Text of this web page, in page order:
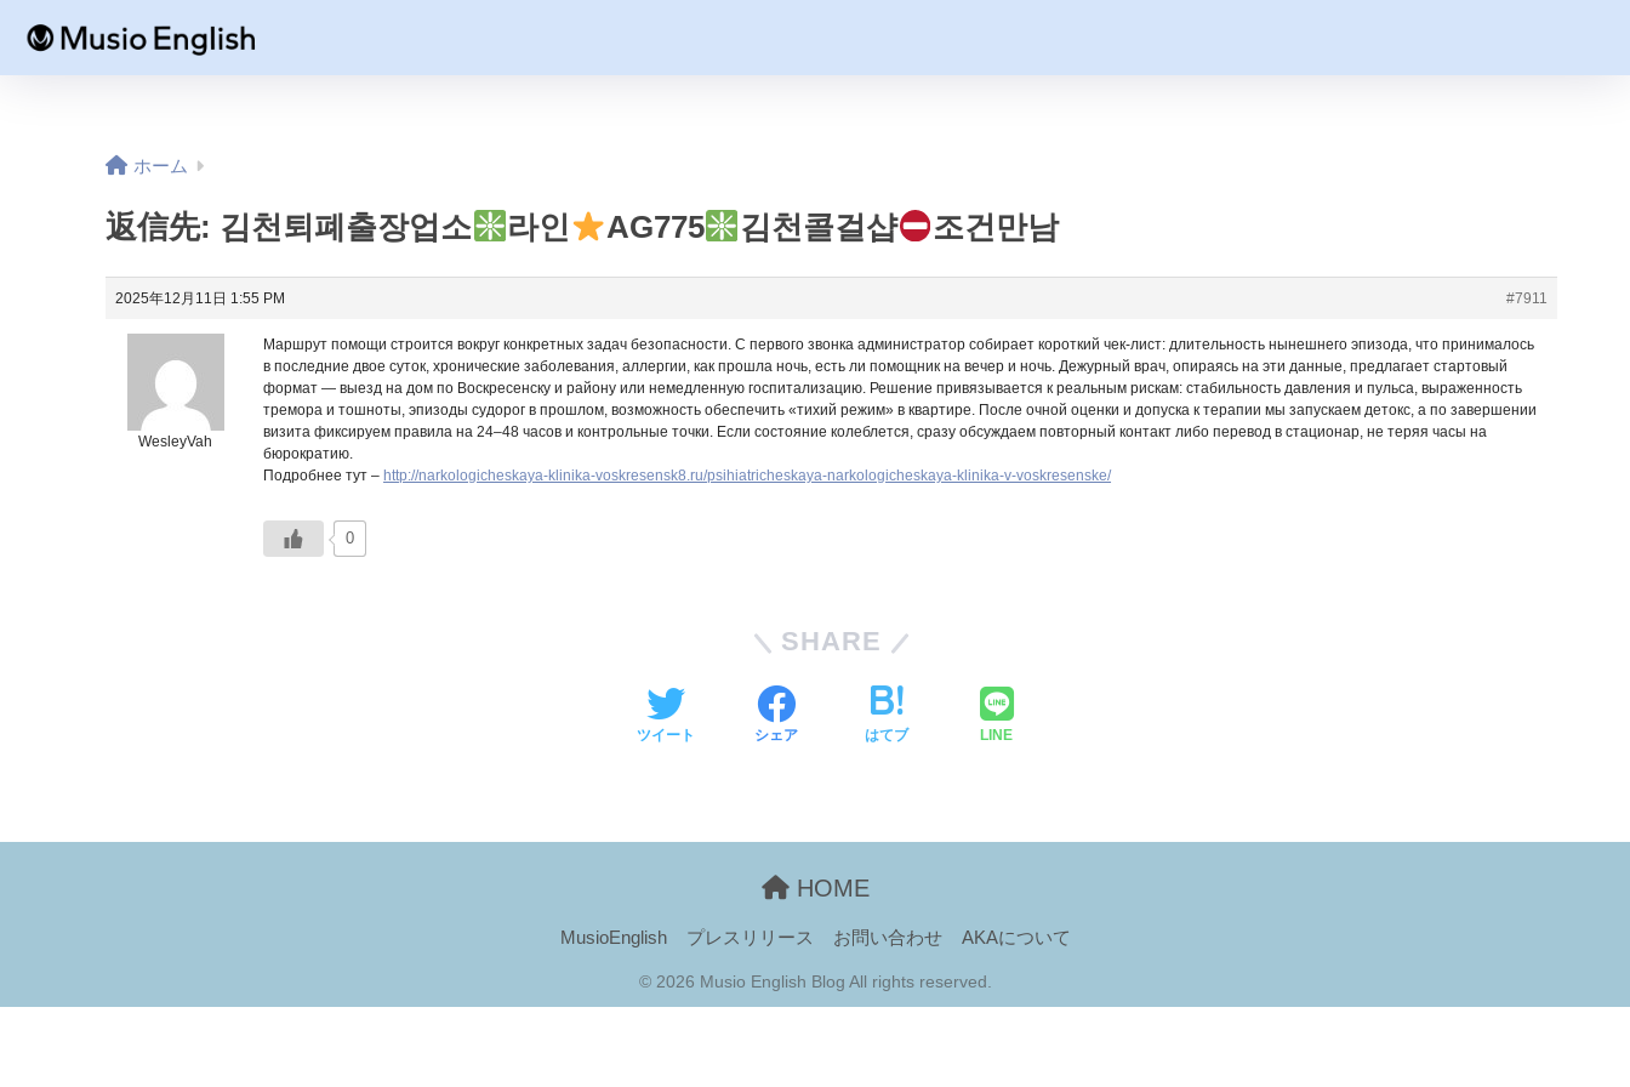
ホーム
返信先: 김천퇴폐출장업소 라인 AG775 김천콜걸샵 조건만남
2025年12月11日 1:55 PM #7911
WesleyVah
Маршрут помощи строится вокруг конкретных задач безопасности. С первого звонка администратор собирает короткий чек-лист: длительность нынешнего эпизода, что принималось
в последние двое суток, хронические заболевания, аллергии, как прошла ночь, есть ли помощник на вечер и ночь. Дежурный врач, опираясь на эти данные, предлагает стартовый
формат — выезд на дом по Воскресенску и району или немедленную госпитализацию. Решение привязывается к реальным рискам: стабильность давления и пульса, выраженность
тремора и тошноты, эпизоды судорог в прошлом, возможность обеспечить «тихий режим» в квартире. После очной оценки и допуска к терапии мы запускаем детокс, а по завершении
визита фиксируем правила на 24–48 часов и контрольные точки. Если состояние колеблется, сразу обсуждаем повторный контакт либо перевод в стационар, не теряя часы на
бюрократию.
Подробнее тут – http://narkologicheskaya-klinika-voskresensk8.ru/psihiatricheskaya-narkologicheskaya-klinika-v-voskresenske/
0
SHARE
ツイート シェア はてブ LINE
HOME
MusioEnglish プレスリリース お問い合わせ AKAについて
© 2026 Musio English Blog All rights reserved.